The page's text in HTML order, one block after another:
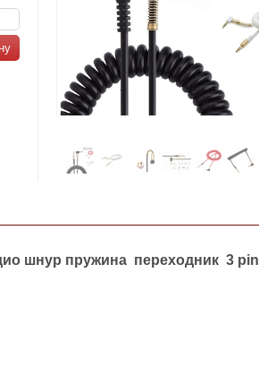
шнур пружина переходник 3 pin